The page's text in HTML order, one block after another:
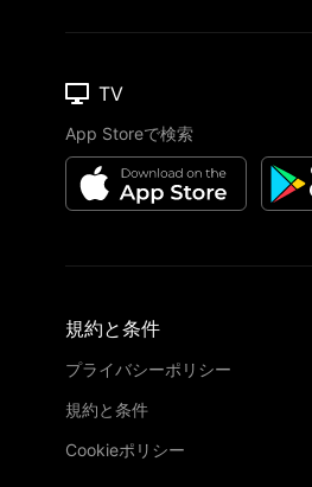
TV
App Storeで検索
規約と条件
プライバシーポリシー
規約と条件
Cookieポリシー